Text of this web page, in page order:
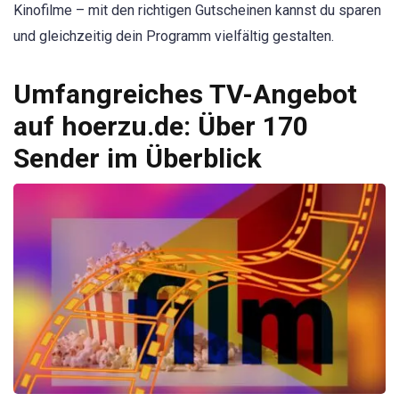
Kinofilme – mit den richtigen Gutscheinen kannst du sparen
und gleichzeitig dein Programm vielfältig gestalten.
Umfangreiches TV-Angebot
auf hoerzu.de: Über 170
Sender im Überblick